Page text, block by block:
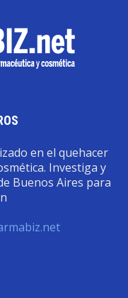
en el quehacer
Investiga y
Buenos Aires para